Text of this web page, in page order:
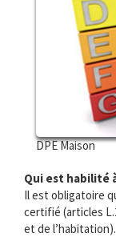
DPE Maison
Qui est habilité
Il est obligatoire
certifié (articles
et de l’habitation).